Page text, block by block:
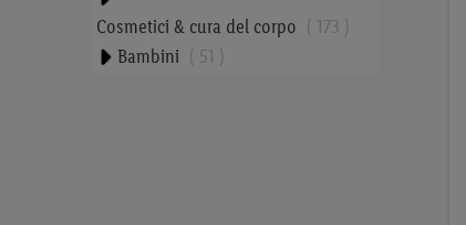
Cosmetici & cura del corpo
173
Bambini
51